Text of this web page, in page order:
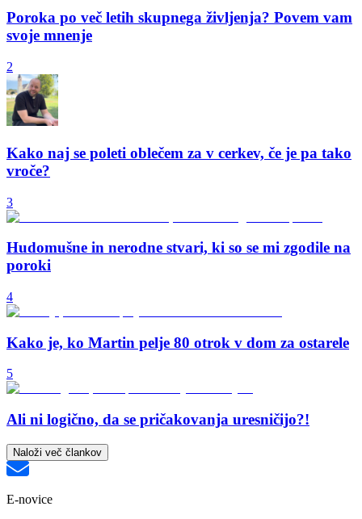
Poroka po več letih skupnega življenja? Povem vam
svoje mnenje
2
Kako naj se poleti oblečem za v cerkev, če je pa tako
vroče?
3
Hudomušne in nerodne stvari, ki so se mi zgodile na
poroki
4
Kako je, ko Martin pelje 80 otrok v dom za ostarele
5
Ali ni logično, da se pričakovanja uresničijo?!
Naloži več člankov
E-novice